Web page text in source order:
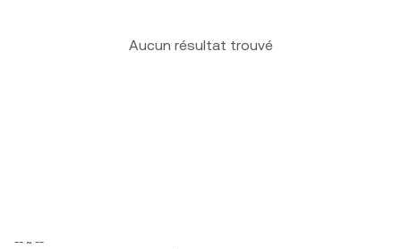
Aucun résultat trouvé
-- ~ --